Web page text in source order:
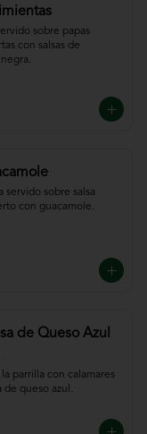
sobre papas
con salsas de
servido sobre salsa
con guacamole.
de Queso Azul
parrilla con calamares
de queso azul.